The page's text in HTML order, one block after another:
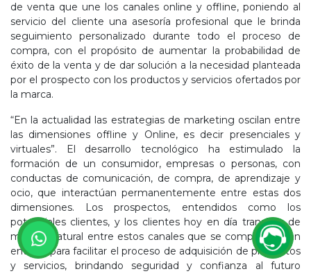
de venta que une los canales online y offline, poniendo al
servicio del cliente una asesoría profesional que le brinda
seguimiento personalizado durante todo el proceso de
compra, con el propósito de aumentar la probabilidad de
éxito de la venta y de dar solución a la necesidad planteada
por el prospecto con los productos y servicios ofertados por
la marca.
“En la actualidad las estrategias de marketing oscilan entre
las dimensiones offline y Online, es decir presenciales y
virtuales”. El desarrollo tecnológico ha estimulado la
formación de un consumidor, empresas o personas, con
conductas de comunicación, de compra, de aprendizaje y
ocio, que interactúan permanentemente entre estas dos
dimensiones. Los prospectos, entendidos como los
potenciales clientes, y los clientes hoy en día transitan de
manera natural entre estos canales que se complementan
entre sí para facilitar el proceso de adquisición de productos
y servicios, brindando seguridad y confianza al futuro